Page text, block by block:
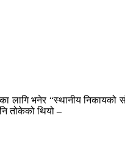
लागि भनेर “स्थानीय
तोकेको थियो –